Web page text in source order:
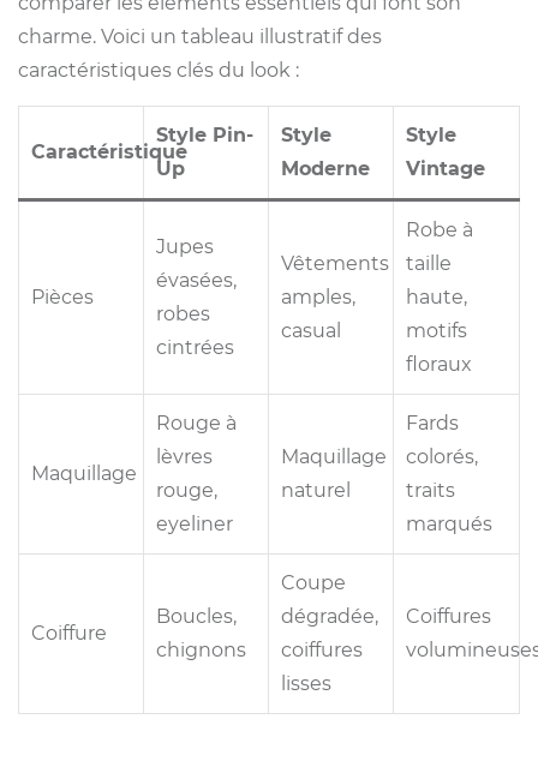
charme. Voici un tableau illustratif des
caractéristiques clés du look :
Caractéristique
Style Pin-
Up
Style
Moderne
Style
Vintage
Pièces
Jupes
évasées,
robes
cintrées
Vêtements
amples,
casual
Robe à
taille
haute,
motifs
floraux
Maquillage
Rouge à
lèvres
rouge,
eyeliner
Maquillage
naturel
Fards
colorés,
traits
marqués
Coiffure
Boucles,
chignons
Coupe
dégradée,
coiffures
lisses
Coiffures